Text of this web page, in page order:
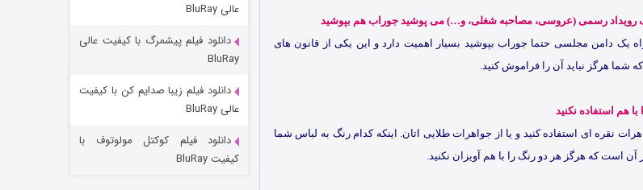
رویداد رسمی (عروسی، مصاحبه شغلی، و…) می پوشید جوراب هم بپوشید
یک دامن مجلسی حتما جوراب بپوشید بسیار اهمیت دارد و این یکی از قانون های
شما هرگز نباید آن را فراموش کنید.
هم استفاده نکنید
نقره ای استفاده کنید و یا از جواهرات طلایی اتان. اینکه کدام رنگ به لباس شما
است که هرگز هر دو رنگ را با هم آویزان نکنید.
جادوگری در مغولستان
عالی BluRay
دانلود فیلم پیشمرگ با کیفیت عالی
BluRay
دانلود فیلم زیبا صدایم کن با کیفیت
عالی BluRay
دانلود فیلم کوکتل مولوتوف با
کیفیت BluRay